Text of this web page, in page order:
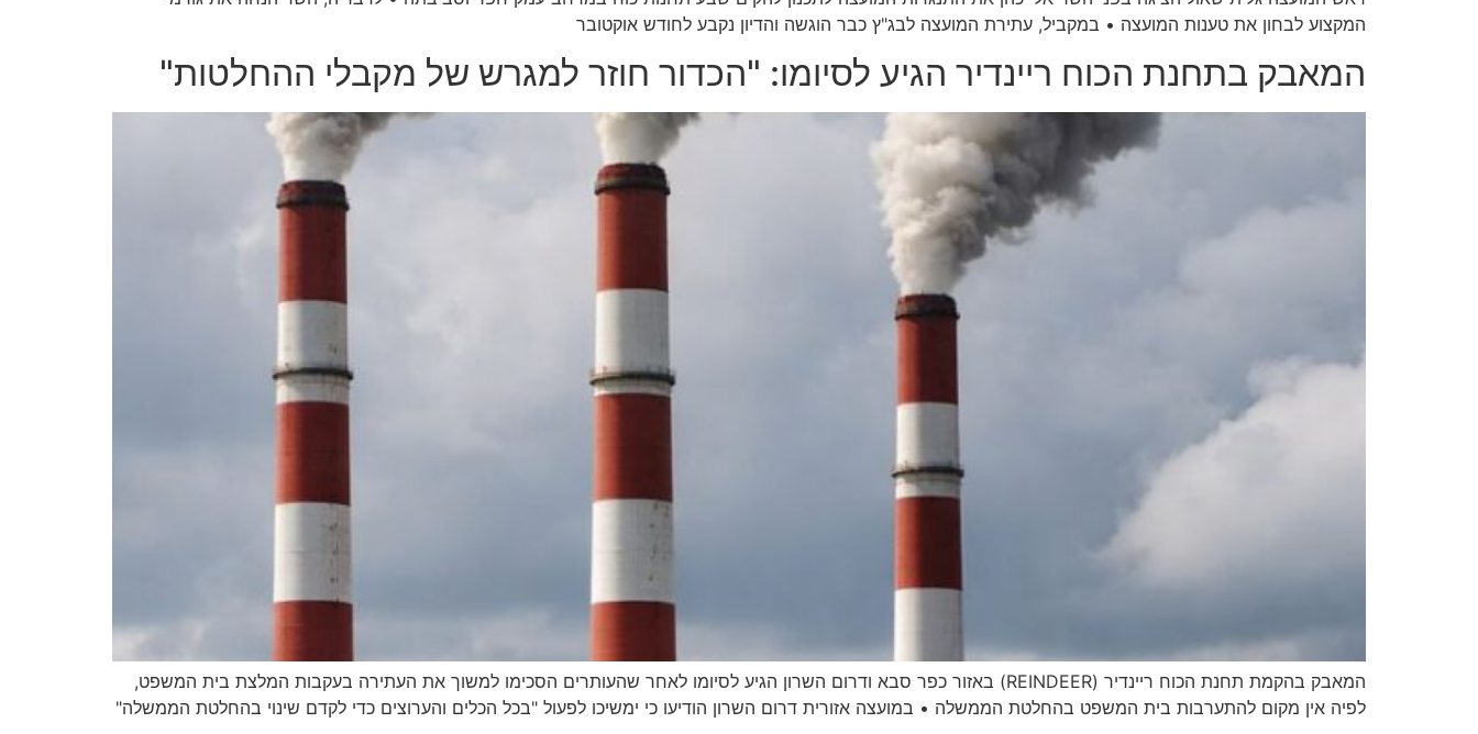
המקצוע לבחון את טענות המועצה • במקביל, עתירת המועצה לבג"ץ כבר הוגשה והדיון נקבע לחודש אוקטובר
המאבק בתחנת הכוח ריינדיר הגיע לסיומו: "הכדור חוזר למגרש של מקבלי ההחלטות"
המאבק בהקמת תחנת הכוח ריינדיר (REINDEER) באזור כפר סבא ודרום השרון הגיע לסיומו לאחר שהעותרים הסכימו למשוך את העתירה בעקבות המלצת בית המשפט,
לפיה אין מקום להתערבות בית המשפט בהחלטת הממשלה • במועצה אזורית דרום השרון הודיעו כי ימשיכו לפעול "בכל הכלים והערוצים כדי לקדם שינוי בהחלטת הממשלה"